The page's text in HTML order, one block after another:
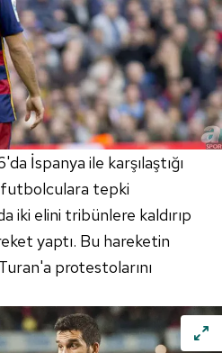
İspanya ile karşılaştığı
tepki
iki elini tribünlere kaldırıp
yaptı. Bu hareketin
protestolarını